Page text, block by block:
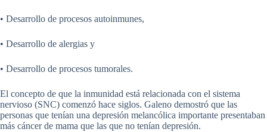
• Desarrollo de procesos autoinmunes,
• Desarrollo de alergias y
• Desarrollo de procesos tumorales.
El concepto de que la inmunidad está relacionada con el sistema
nervioso (SNC) comenzó hace siglos. Galeno demostró que las
personas que tenían una depresión melancólica importante presentaban
más cáncer de mama que las que no tenían depresión.